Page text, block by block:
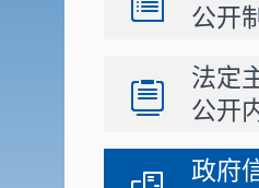
公开
法定
公开
政府